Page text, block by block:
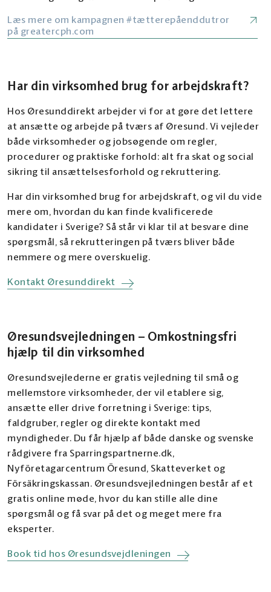
Læs mere om kampagnen #tætterepåenddutror
på greatercph.com
Har din virksomhed brug for arbejdskraft?
Hos Øresunddirekt arbejder vi for at gøre det lettere
at ansætte og arbejde på tværs af Øresund. Vi vejleder
både virksomheder og jobsøgende om regler,
procedurer og praktiske forhold: alt fra skat og social
sikring til ansættelsesforhold og rekruttering.
Har din virksomhed brug for arbejdskraft, og vil du vide
mere om, hvordan du kan finde kvalificerede
kandidater i Sverige? Så står vi klar til at besvare dine
spørgsmål, så rekrutteringen på tværs bliver både
nemmere og mere overskuelig.
Kontakt Øresunddirekt
Øresundsvejledningen – Omkostningsfri
hjælp til din virksomhed
Øresundsvejlederne er gratis vejledning til små og
mellemstore virksomheder, der vil etablere sig,
ansætte eller drive forretning i Sverige: tips,
faldgruber, regler og direkte kontakt med
myndigheder. Du får hjælp af både danske og svenske
rådgivere fra Sparringspartnerne.dk,
Nyföretagarcentrum Öresund, Skatteverket og
Försäkringskassan. Øresundsvejledningen består af et
gratis online møde, hvor du kan stille alle dine
spørgsmål og få svar på det og meget mere fra
eksperter.
Book tid hos Øresundsvejdleningen